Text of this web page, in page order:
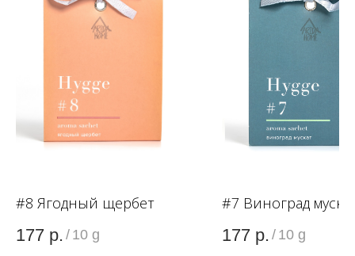
#8 Ягодный щербет
177 р. / 10 g
#7 Виноград
177 р. / 10 g
КАТЕГОРИИ
Ароматы для дома